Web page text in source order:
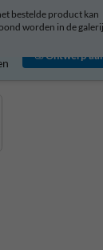
bestelde product kan
worden in de
Bekijk in
Ontwerp